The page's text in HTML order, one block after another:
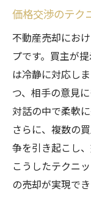
価格交渉のテク
不動産売却にお
プです。買主が
は冷静に対応し
つ、相手の意見
対話の中で柔軟
さらに、複数の
争を引き起こし
こうしたテクニ
の売却が実現でき